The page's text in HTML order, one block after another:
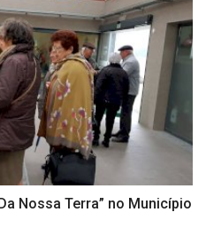
Nossa Terra” no Município